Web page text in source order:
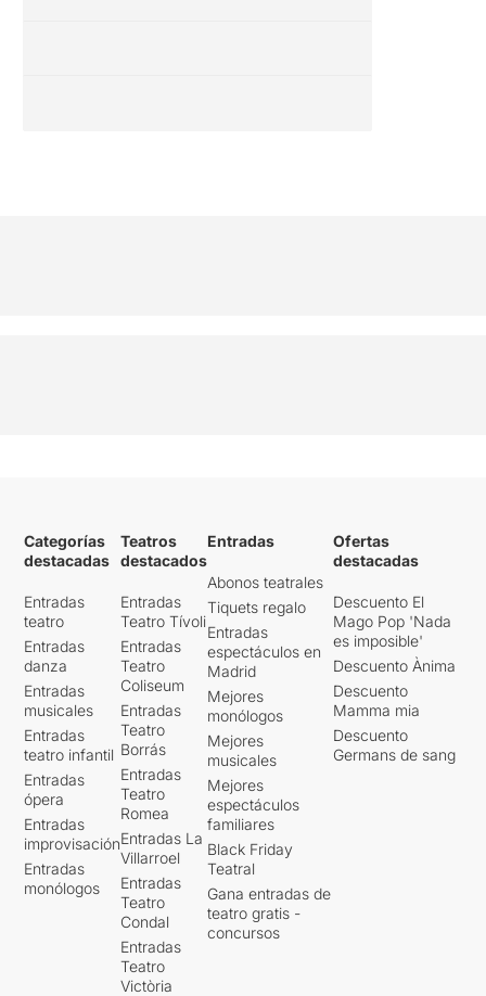
Categorías
destacadas
Entradas
teatro
Entradas
danza
Entradas
musicales
Entradas
teatro infantil
Entradas
ópera
Entradas
improvisación
Entradas
monólogos
Teatros
destacados
Entradas
Teatro Tívoli
Entradas
Teatro
Coliseum
Entradas
Teatro
Borrás
Entradas
Teatro
Romea
Entradas La
Villarroel
Entradas
Teatro
Condal
Entradas
Teatro
Victòria
Entradas
Abonos teatrales
Tiquets regalo
Entradas
espectáculos en
Madrid
Mejores
monólogos
Mejores
musicales
Mejores
espectáculos
familiares
Black Friday
Teatral
Gana entradas de
teatro gratis -
concursos
Ofertas
destacadas
Descuento El
Mago Pop 'Nada
es imposible'
Descuento Ànima
Descuento
Mamma mia
Descuento
Germans de sang